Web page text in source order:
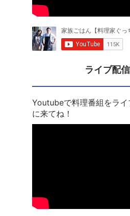
ライブ配信
Youtubeで料理番組をラ
に来てね！